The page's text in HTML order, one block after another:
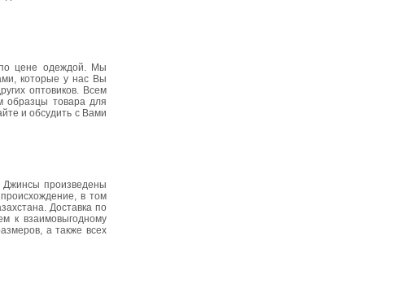
по цене одеждой. Мы
которые у нас Вы
оптовиков. Всем
образцы товара для
и обсудить с Вами
произведены
в том
Доставка по
к взаимовыгодному
а также всех